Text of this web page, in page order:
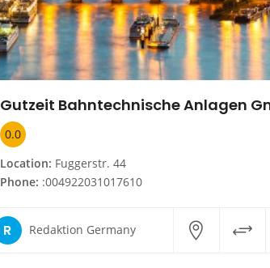
Gutzeit Bahntechnische Anlagen
0.0
Location: Fuggerstr. 44
Phone: :004922031017610
R Redaktion Germany